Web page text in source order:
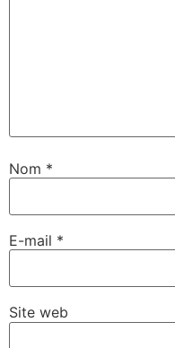
Nom *
E-mail *
Site web